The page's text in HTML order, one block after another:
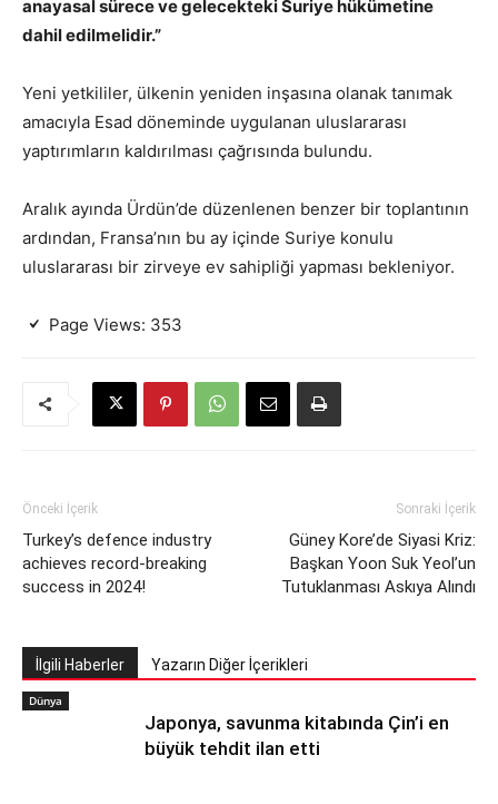
anayasal sürece ve gelecekteki Suriye hükümetine
dahil edilmelidir.”
Yeni yetkililer, ülkenin yeniden inşasına olanak tanımak
amacıyla Esad döneminde uygulanan uluslararası
yaptırımların kaldırılması çağrısında bulundu.
Aralık ayında Ürdün’de düzenlenen benzer bir toplantının
ardından, Fransa’nın bu ay içinde Suriye konulu
uluslararası bir zirveye ev sahipliği yapması bekleniyor.
Page Views: 353
Önceki İçerik
Turkey’s defence industry
achieves record-breaking
success in 2024!
Sonraki İçerik
Güney Kore’de Siyasi Kriz:
Başkan Yoon Suk Yeol’un
Tutuklanması Askıya Alındı
İlgili Haberler Yazarın Diğer İçerikleri
Dünya
Japonya, savunma kitabında Çin’i en
büyük tehdit ilan etti